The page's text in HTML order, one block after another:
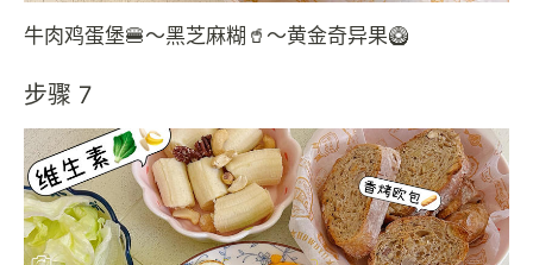
牛肉鸡蛋堡🍔～黑芝麻糊🥤～黄金奇异果🥝
步骤 7